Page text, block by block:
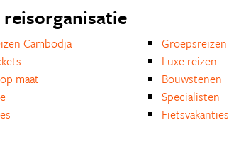
Cambodja
maat
Groepsreizen
Luxe reizen
Bouwstenen
Specialisten
Fietsvakanties